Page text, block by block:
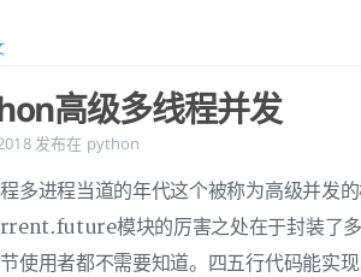
高级多线程并发
发布在 python
多进程当道的年代这个被称为高级并发的
模块的厉害之处在于封装了多
使用者都不需要知道。四五行代码能实